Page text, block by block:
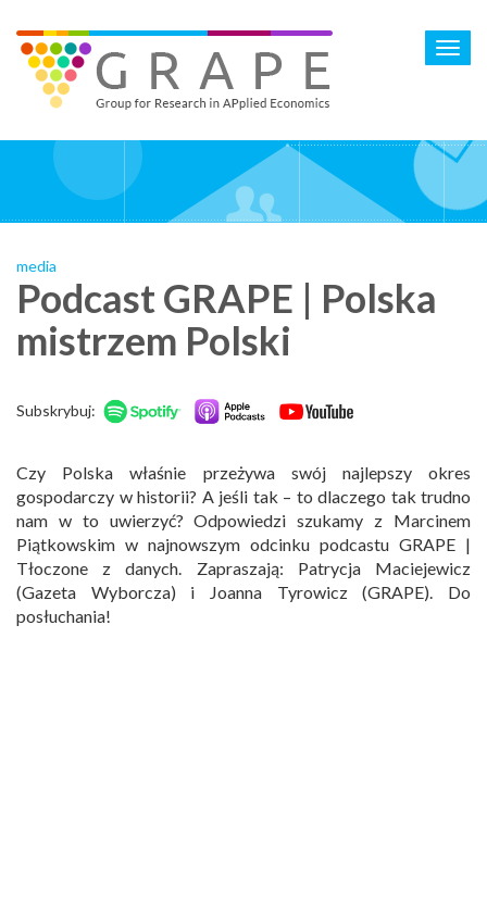
main
content
media
Podcast GRAPE | Polska
mistrzem Polski
Subskrybuj:
Czy Polska właśnie przeżywa swój najlepszy okres
gospodarczy w historii? A jeśli tak – to dlaczego tak trudno
nam w to uwierzyć? Odpowiedzi szukamy z Marcinem
Piątkowskim w najnowszym odcinku podcastu GRAPE |
Tłoczone z danych. Zapraszają: Patrycja Maciejewicz
(Gazeta Wyborcza) i Joanna Tyrowicz (GRAPE). Do
posłuchania!